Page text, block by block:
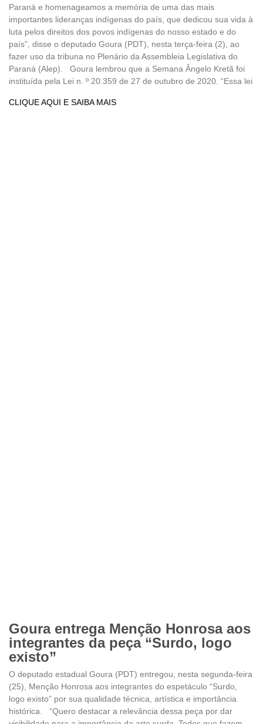
Paraná e homenageamos a memória de uma das mais
importantes lideranças indígenas do país, que dedicou sua vida à
luta pelos direitos dos povos indígenas do nosso estado e do
país”, disse o deputado Goura (PDT), nesta terça-feira (2), ao
fazer uso da tribuna no Plenário da Assembleia Legislativa do
Paraná (Alep). Goura lembrou que a Semana Ângelo Kretã foi
instituída pela Lei n. º 20.359 de 27 de outubro de 2020. “Essa lei
CLIQUE AQUI E SAIBA MAIS
Goura entrega Menção Honrosa aos
integrantes da peça “Surdo, logo
existo”
O deputado estadual Goura (PDT) entregou, nesta segunda-feira
(25), Menção Honrosa aos integrantes do espetáculo “Surdo,
logo existo” por sua qualidade técnica, artística e importância
histórica. “Quero destacar a relevância dessa peça por dar